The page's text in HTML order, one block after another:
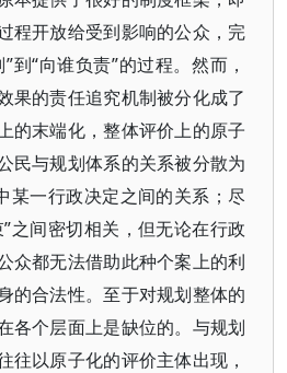
程开放给受到影响的公众，完
到“向谁负责”的过程。然而，
果的责任追究机制被分化成了
的末端化，整体评价上的原子
民与规划体系的关系被分散为
某一行政决定之间的关系；尽
之间密切相关，但无论在行政
众都无法借助此种个案上的利
的合法性。至于对规划整体的
各个层面上是缺位的。与规划
往以原子化的评价主体出现，